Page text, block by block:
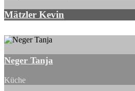
Mätzler Kevin
Neger Tanja
Küche